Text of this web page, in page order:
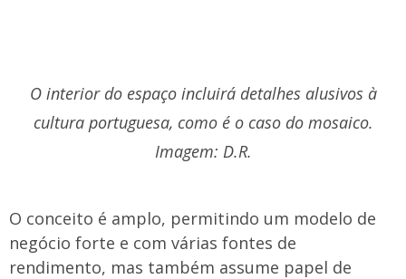
O interior do espaço incluirá detalhes alusivos à
cultura portuguesa, como é o caso do mosaico.
Imagem: D.R.
O conceito é amplo, permitindo um modelo de
negócio forte e com várias fontes de
rendimento, mas também assume papel de